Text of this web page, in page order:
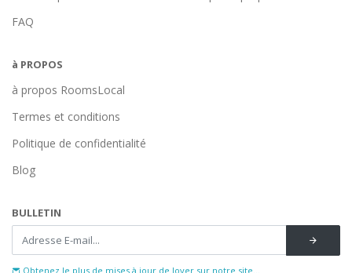
FAQ
à PROPOS
à propos RoomsLocal
Termes et conditions
Politique de confidentialité
Blog
BULLETIN
Obtenez le plus de mises à jour de loyer sur notre site...